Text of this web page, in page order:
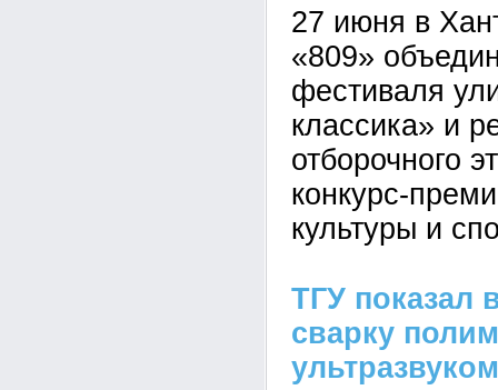
27 июня в
«809»
фестиваля
классика» и
отборочного
конкурс-
культуры и
ТГУ показал
сварку
ультразвуком